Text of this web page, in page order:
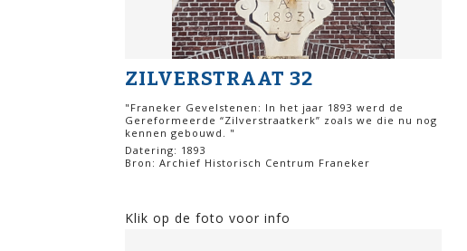
ZILVERSTRAAT 32
"Franeker Gevelstenen: In het jaar 1893 werd de
Gereformeerde “Zilverstraatkerk” zoals we die nu nog
kennen gebouwd. "
Datering: 1893
Bron: Archief Historisch Centrum Franeker
Klik op de foto voor info